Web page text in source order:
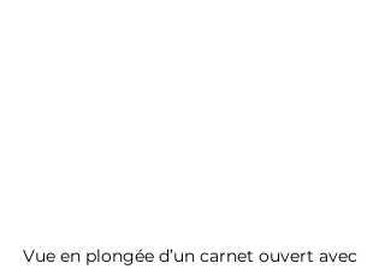
Vue en plongée d’un carnet ouvert avec